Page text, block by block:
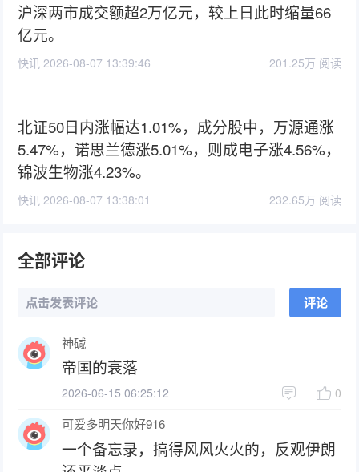
沪深两市成交额超2万亿元，较上日此时缩量66
亿元。
快讯 2026-08-07 13:39:46 201.25万 阅读
北证50日内涨幅达1.01%，成分股中，万源通涨
5.47%，诺思兰德涨5.01%，则成电子涨4.56%，
锦波生物涨4.23%。
快讯 2026-08-07 13:38:01 232.65万 阅读
全部评论
点击发表评论 评论
神碱
帝国的衰落
2026-06-15 06:25:12 0
可爱多明天你好916
一个备忘录，搞得风风火火的，反观伊朗